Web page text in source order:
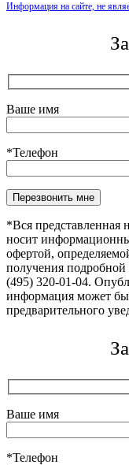
Информация на сайте, не
Ваше имя
*Телефон
Оставьте это поле
*Вся представленная
носит
офертой,
получения
(495) 320-01-04.
информация может
предварительного
Ваше имя
*Телефон